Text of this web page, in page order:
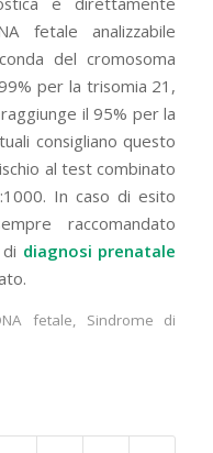
fetale analizzabile
del cromosoma
per la trisomia 21,
il 95% per la
consigliano questo
al test combinato
In caso di esito
raccomandato
diagnosi prenatale
fetale, Sindrome di